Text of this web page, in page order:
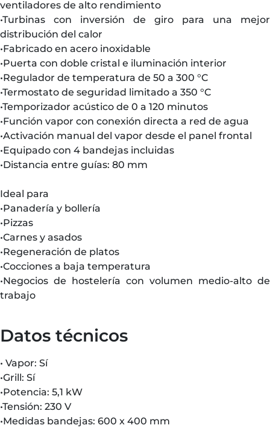
ventiladores de alto rendimiento
•Turbinas con inversión de giro para una mejor
distribución del calor
•Fabricado en acero inoxidable
•Puerta con doble cristal e iluminación interior
•Regulador de temperatura de 50 a 300 °C
•Termostato de seguridad limitado a 350 °C
•Temporizador acústico de 0 a 120 minutos
•Función vapor con conexión directa a red de agua
•Activación manual del vapor desde el panel frontal
•Equipado con 4 bandejas incluidas
•Distancia entre guías: 80 mm
Ideal para
•Panadería y bollería
•Pizzas
•Carnes y asados
•Regeneración de platos
•Cocciones a baja temperatura
•Negocios de hostelería con volumen medio-alto de
trabajo
Datos técnicos
• Vapor: Sí
•Grill: Sí
•Potencia: 5,1 kW
•Tensión: 230 V
•Medidas bandejas: 600 x 400 mm